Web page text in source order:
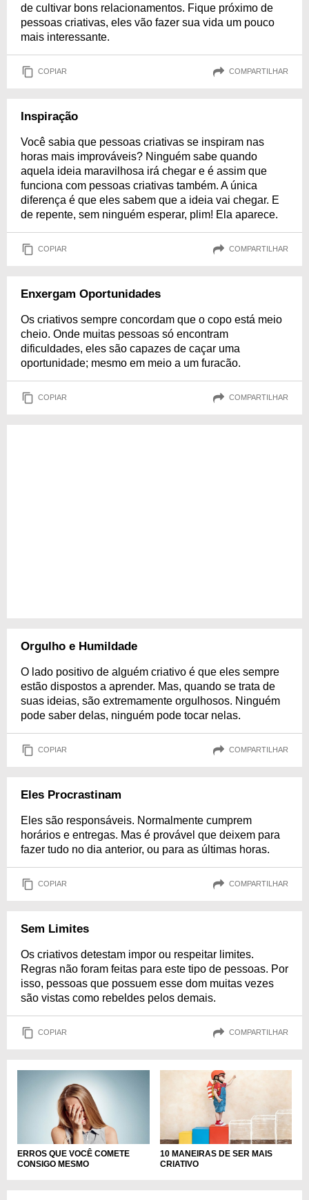
de cultivar bons relacionamentos. Fique próximo de
pessoas criativas, eles vão fazer sua vida um pouco
mais interessante.
COPIAR COMPARTILHAR
Inspiração
Você sabia que pessoas criativas se inspiram nas
horas mais improváveis? Ninguém sabe quando
aquela ideia maravilhosa irá chegar e é assim que
funciona com pessoas criativas também. A única
diferença é que eles sabem que a ideia vai chegar. E
de repente, sem ninguém esperar, plim! Ela aparece.
COPIAR COMPARTILHAR
Enxergam Oportunidades
Os criativos sempre concordam que o copo está meio
cheio. Onde muitas pessoas só encontram
dificuldades, eles são capazes de caçar uma
oportunidade; mesmo em meio a um furacão.
COPIAR COMPARTILHAR
Orgulho e Humildade
O lado positivo de alguém criativo é que eles sempre
estão dispostos a aprender. Mas, quando se trata de
suas ideias, são extremamente orgulhosos. Ninguém
pode saber delas, ninguém pode tocar nelas.
COPIAR COMPARTILHAR
Eles Procrastinam
Eles são responsáveis. Normalmente cumprem
horários e entregas. Mas é provável que deixem para
fazer tudo no dia anterior, ou para as últimas horas.
COPIAR COMPARTILHAR
Sem Limites
Os criativos detestam impor ou respeitar limites.
Regras não foram feitas para este tipo de pessoas. Por
isso, pessoas que possuem esse dom muitas vezes
são vistas como rebeldes pelos demais.
COPIAR COMPARTILHAR
ERROS QUE VOCÊ COMETE
CONSIGO MESMO
10 MANEIRAS DE SER MAIS
CRIATIVO